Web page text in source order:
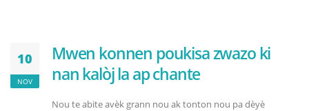
10
NOV
Mwen konnen poukisa zwazo ki
nan kalòj la ap chante
Nou te abite avèk grann nou ak tonton nou pa dèyè